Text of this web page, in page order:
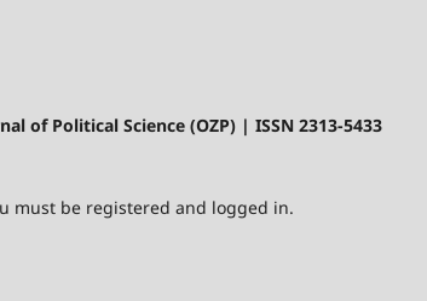
of Political Science (OZP) | ISSN 2313-5433
must be registered and logged in.